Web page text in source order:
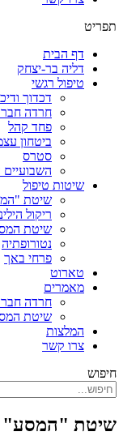
תפריט
דף הבית
דליה בר-יצחק
טיפול רגשי
דכדוך
חרדה
פחד קהל
ביטחון
סטרס
השבועיים
שיטות טיפול
שיטת
ריקול
שיטת
נטורופתיה
פרחי באך
טארוט
מאמרים
חרדה
שיטת
המלצות
צרו קשר
חיפוש
שיטת "המסע"